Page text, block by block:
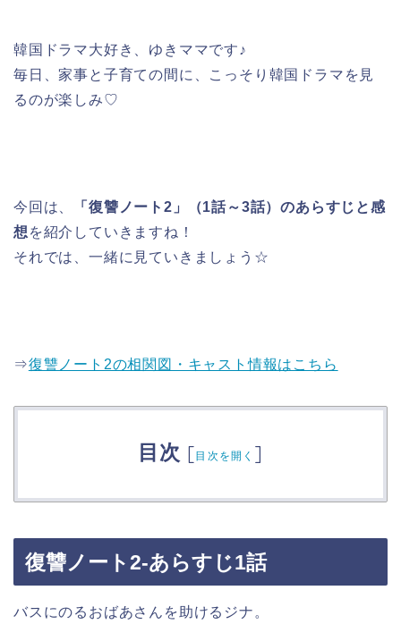
韓国ドラマ大好き、ゆきママです♪
毎日、家事と子育ての間に、こっそり韓国ドラマを見
るのが楽しみ♡
今回は、
「復讐ノート2」（1話～3話）のあらすじと感
想 を紹介していきますね！
それでは、一緒に見ていきましょう☆
⇒復讐ノート2の相関図・キャスト情報はこちら
目次 [目次を開く ]
復讐ノート2-あらすじ1話
バスにのるおばあさんを助けるジナ。